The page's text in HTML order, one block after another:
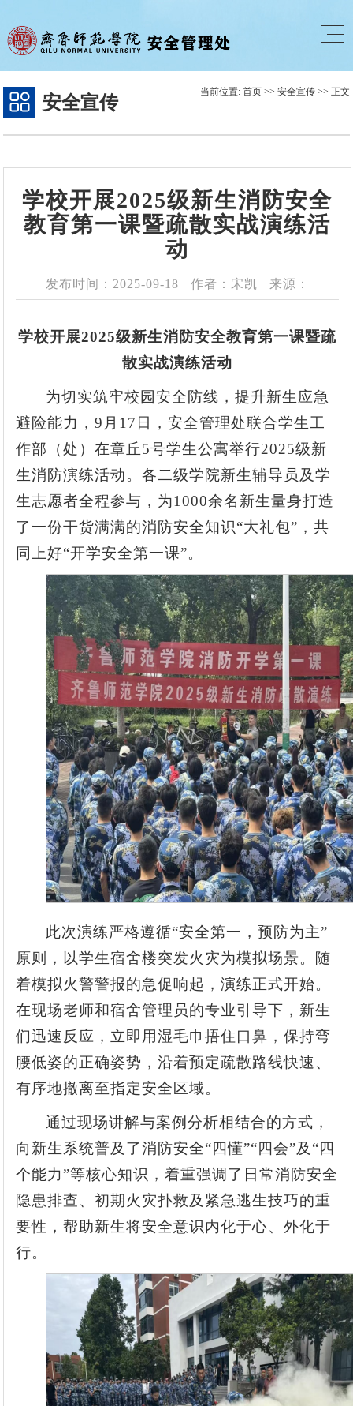
安全宣传
当前位置: 首页>> 安全宣传>> 正文
学校开展2025级新生消防安全
教育第一课暨疏散实战演练活
动
发布时间：2025-09-18 作者：宋凯 来源：
学校开展2025级新生消防安全教育第一课暨疏
散实战演练活动
为切实筑牢校园安全防线，提升新生应急
避险能力，9月17日，安全管理处联合学生工
作部（处）在章丘5号学生公寓举行2025级新
生消防演练活动。各二级学院新生辅导员及学
生志愿者全程参与，为1000余名新生量身打造
了一份干货满满的消防安全知识“大礼包”，共
同上好“开学安全第一课”。
此次演练严格遵循“安全第一，预防为主”
原则，以学生宿舍楼突发火灾为模拟场景。随
着模拟火警警报的急促响起，演练正式开始。
在现场老师和宿舍管理员的专业引导下，新生
们迅速反应，立即用湿毛巾捂住口鼻，保持弯
腰低姿的正确姿势，沿着预定疏散路线快速、
有序地撤离至指定安全区域。
通过现场讲解与案例分析相结合的方式，
向新生系统普及了消防安全“四懂”“四会”及“四
个能力”等核心知识，着重强调了日常消防安全
隐患排查、初期火灾扑救及紧急逃生技巧的重
要性，帮助新生将安全意识内化于心、外化于
行。